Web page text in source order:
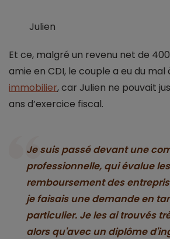
Julien
Et ce, malgré un revenu net de
amie en CDI, le couple a eu du mal
immobilier, car Julien ne pouvait
ans d’exercice fiscal.
Je suis passé devant une
professionnelle, qui évalue
remboursement des
je faisais une demande en
particulier. Je les ai trouvés
alors qu'avec un diplôme